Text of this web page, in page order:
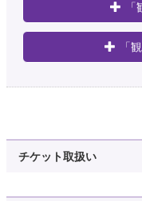
「
チケット取扱い